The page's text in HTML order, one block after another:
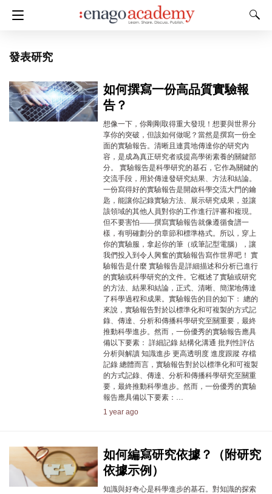
發表研究
如何撰寫一份高品質實驗報
告？
想像一下，你剛剛取得重大發現！想要與世界分
享你的突破，但該如何做呢？當然是撰寫一份全
面的實驗報告。清晰且連貫地傳達你的研究內
容，是成為真正研究者或提高學術素養的關鍵部
分。 實驗報告是科學研究的基石，它作為關鍵的
交流手段，用於傳達發研究結果、方法和結論。
一份寫得好的實驗報告是開啟科學交流大門的鑰
匙，能讓你記錄實驗方法、展示研究成果，並讓
該領域的其他人員對你的工作進行評審和複現。
但不要害怕——撰寫實驗報告就像遵循食譜一
樣，有明確劃分的章節和標準格式。所以，穿上
你的實驗服，拿起你的筆（或筆記型電腦），讓
我們投入到令人興奮的實驗報告寫作世界吧！ 實
驗報告是什麼 實驗報告是詳細描述和分析已進行
的實驗或科學研究的文件。它概述了實驗或研究
的方法、結果和結論，正式、清晰、簡潔地傳達
了科學過程和成果。實驗報告的目的如下： 總的
來說，實驗報告對於以標準化和可複製的方式記
錄、傳達、分析和傳播科學研究至關重要，最終
推動科學進步。然而，一份優秀的實驗報告應具
備以下要素： 詳細記錄 結構化溝通 批判性評估
分析與解讀 知識進步 更高透明度 進度跟蹤 存檔
記錄 總體而言，實驗報告對於以標準化和可複製
的方式記錄、傳達、分析和傳播科學研究至關重
要，最終推動科學進步。然而，一份優秀的實驗
報告應具備以下要素：…
1 year ago
如何編寫研究依據？（附研究
依據示例）
知識與好奇心是科學進步的基石。對知識的探索